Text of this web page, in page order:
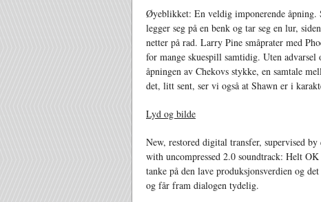
Øyeblikket: En veldig imponerende åpning.
legger seg på en benk og tar seg en lur,
netter på rad. Larry Pine småprater med
for mange skuespill samtidig. Uten
åpningen av Chekovs stykke, en samtale
det, litt sent, ser vi også at Shawn er i
Lyd og bilde
New, restored digital transfer, supervised
with uncompressed 2.0 soundtrack: Helt
tanke på den lave produksjonsverdien og
og får fram dialogen tydelig.